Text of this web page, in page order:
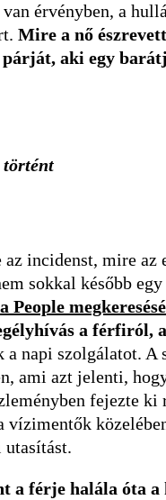
érvényben, a
Mire a nő
párját, aki egy
történt
az incidenst, mire
sokkal később
a People
a
napi szolgálatot. A
ami azt jelenti,
fejezte
utasítást.
a férje halála